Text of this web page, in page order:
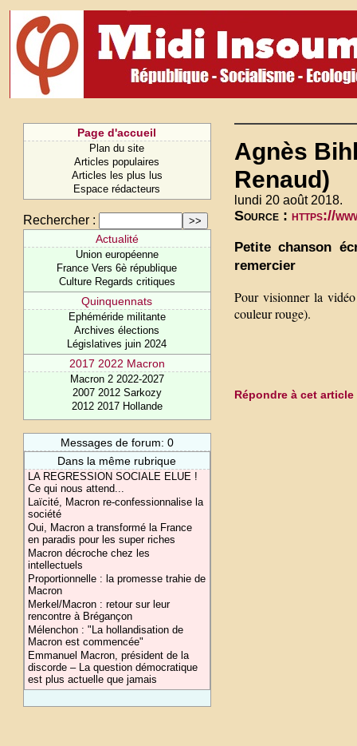
Page d'accueil
Plan du site
Articles populaires
Articles les plus lus
Espace rédacteurs
Rechercher :
Actualité
Union européenne
France Vers 6è république
Culture Regards critiques
Quinquennats
Ephéméride militante
Archives élections
Législatives juin 2024
2017 2022 Macron
Macron 2 2022-2027
2007 2012 Sarkozy
2012 2017 Hollande
Messages de forum: 0
Dans la même rubrique
LA REGRESSION SOCIALE ELUE !
Ce qui nous attend...
Laïcité, Macron re-confessionnalise la
société
Oui, Macron a transformé la France
en paradis pour les super riches
Macron décroche chez les
intellectuels
Proportionnelle : la promesse trahie de
Macron
Merkel/Macron : retour sur leur
rencontre à Brégançon
Mélenchon : "La hollandisation de
Macron est commencée"
Emmanuel Macron, président de la
discorde – La question démocratique
est plus actuelle que jamais
Agnès
Renaud)
lundi 20 août 2018.
Source : https://
Petite chanson
remercier
Pour visionner la
couleur rouge).
Répondre à cet article